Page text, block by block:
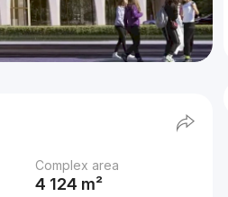
Complex area
4 124 m²